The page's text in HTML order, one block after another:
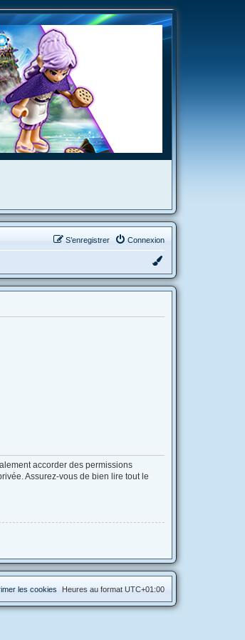
Connexion
S’enregistrer
accorder des permissions
Assurez-vous de bien lire tout le
Heures au format UTC+01:00
les cookies